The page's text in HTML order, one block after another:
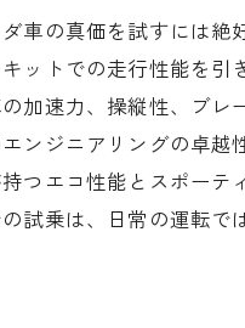
う！
車の真価を試すには絶
ットでの走行性能を
加速力、操縦性、ブレ
ンジニアリングの卓越
つエコ性能とスポーテ
試乗は、日常の運転で